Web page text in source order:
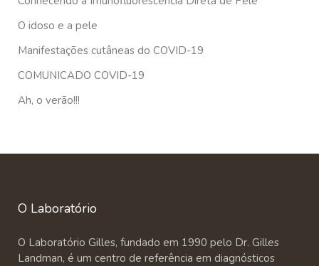
O idoso e a pele
Manifestações cutâneas do COVID-19
COMUNICADO COVID-19
Ah, o verão!!!
O Laboratório
O Laboratório Gilles, fundado em 1990 pelo Dr. Gilles
Landman, é um centro de referência em diagnósticos